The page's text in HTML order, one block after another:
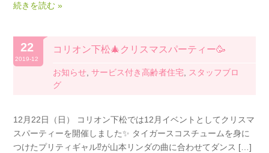
続きを読む »
22
2019-12
コリオン下松🎄クリスマスパーティー🥳
お知らせ ,サービス付き高齢者住宅
スタッフブロ
グ
12月22日（日） コリオン下松では12月イベントとしてクリスマ
スパーティーを開催しました✨ タイガースコスチュームを身に
つけたプリティギャル⁉️が山本リンダの曲に合わせてダンス […]